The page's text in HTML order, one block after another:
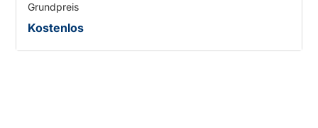
Grundpreis
Kostenlos